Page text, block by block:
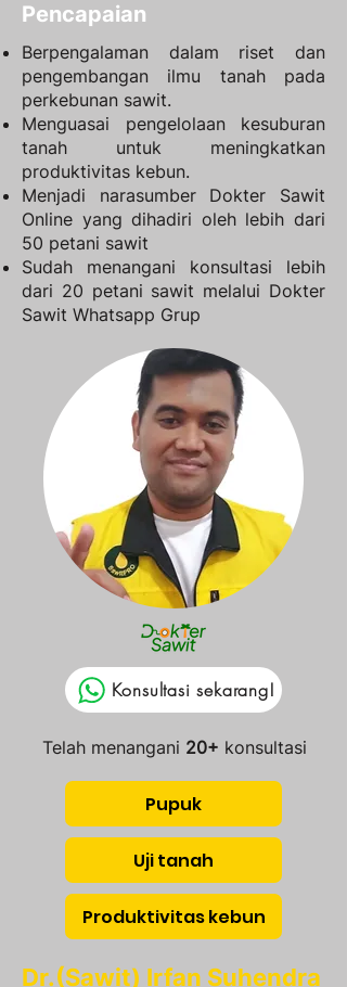
Pencapaian
​Berpengalaman dalam riset dan
pengembangan ilmu tanah pada
perkebunan sawit.
Menguasai pengelolaan kesuburan
tanah untuk meningkatkan
produktivitas kebun.
Menjadi narasumber Dokter Sawit
Online yang dihadiri oleh lebih dari
50 petani sawit
Sudah menangani konsultasi lebih
dari 20 petani sawit melalui Dokter
Sawit Whatsapp Grup​
Konsultasi sekarang!
Telah menangani 20+ konsultasi
Pupuk
Uji tanah
Produktivitas kebun
Dr.(Sawit) Irfan Suhendra